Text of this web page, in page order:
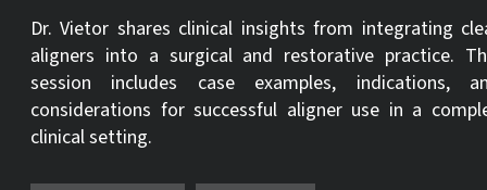
Dr. Vietor shares clinical insights from integrating
aligners into a surgical and restorative practice.
session includes case examples, indications,
considerations for successful aligner use in a
clinical setting.